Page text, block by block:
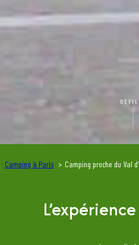
Camping à Paris Camping proche du Val